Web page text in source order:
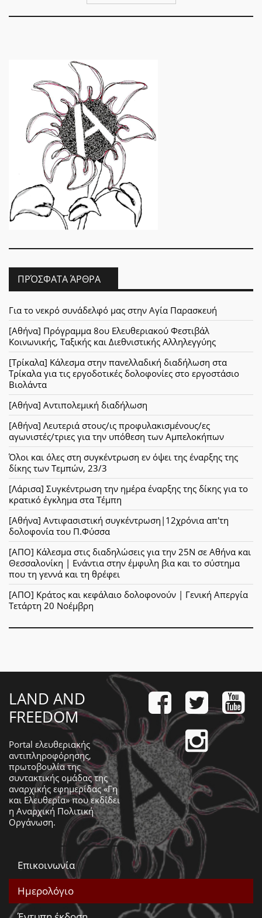
ΠΡΌΣΦΑΤΑ ΆΡΘΡΑ
Για το νεκρό συνάδελφό μας στην Αγία Παρασκευή
[Αθήνα] Πρόγραμμα 8ου Ελευθεριακού Φεστιβάλ
Κοινωνικής, Ταξικής και Διεθνιστικής Αλληλεγγύης
[Τρίκαλα] Κάλεσμα στην πανελλαδική διαδήλωση στα
Τρίκαλα για τις εργοδοτικές δολοφονίες στο εργοστάσιο
Βιολάντα
[Αθήνα] Αντιπολεμική διαδήλωση
[Αθήνα] Λευτεριά στους/ις προφυλακισμένους/ες
αγωνιστές/τριες για την υπόθεση των Αμπελοκήπων
Όλοι και όλες στη συγκέντρωση εν όψει της έναρξης της
δίκης των Τεμπών, 23/3
[Λάρισα] Συγκέντρωση την ημέρα έναρξης της δίκης για το
κρατικό έγκλημα στα Τέμπη
[Αθήνα] Αντιφασιστική συγκέντρωση|12χρόνια απ'τη
δολοφονία του Π.Φύσσα
[ΑΠΟ] Κάλεσμα στις διαδηλώσεις για την 25Ν σε Αθήνα και
Θεσσαλονίκη | Ενάντια στην έμφυλη βια και το σύστημα
που τη γεννά και τη θρέφει
[ΑΠΟ] Κράτος και κεφάλαιο δολοφονούν | Γενική Απεργία
Τετάρτη 20 Νοέμβρη
LAND AND
FREEDOM
Portal ελευθεριακής
αντιπληροφόρησης,
πρωτοβουλία της
συντακτικής ομάδας της
αναρχικής εφημερίδας «Γη
και Ελευθερία» που εκδίδει
η Αναρχική Πολιτική
Οργάνωση.
Επικοινωνία
Ημερολόγιο